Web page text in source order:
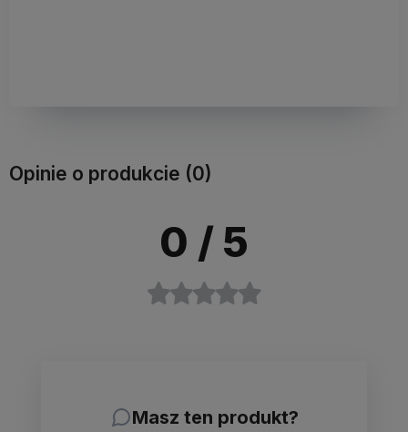
Opinie o produkcie (0)
0 / 5
Masz ten produkt?